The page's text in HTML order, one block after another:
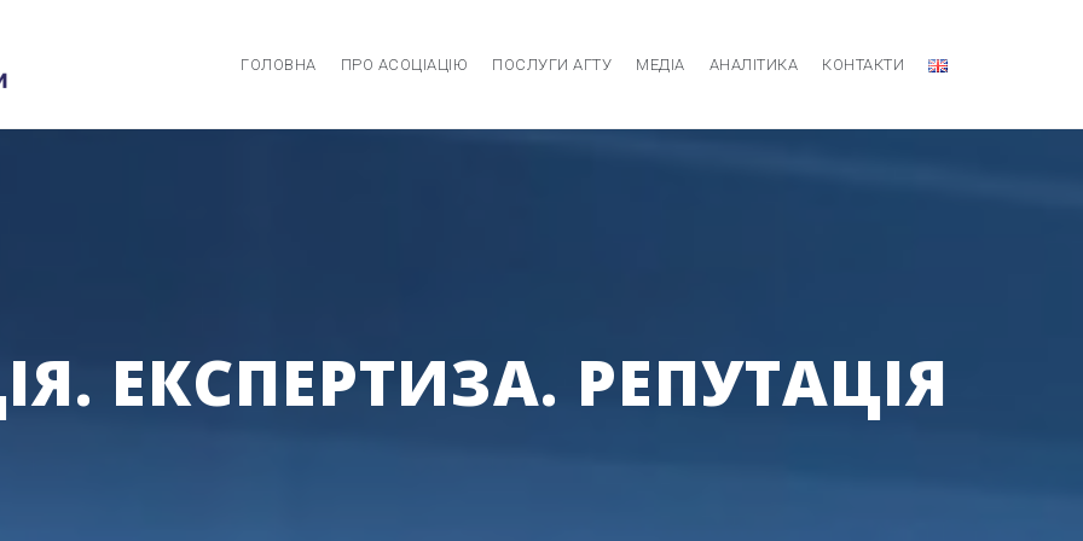
ГОЛОВНА ПРО АСОЦІАЦІЮ ПОСЛУГИ АГТУ МЕДІА АНАЛІТИКА КОНТАКТИ
ЕКСПЕРТИЗА. РЕПУТАЦІЯ